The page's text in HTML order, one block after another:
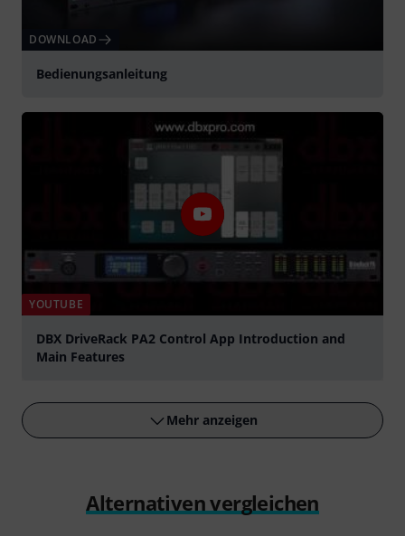
DOWNLOAD
Bedienungsanleitung
YOUTUBE
DBX DriveRack PA2 Control App Introduction and
Main Features
Mehr anzeigen
Alternativen vergleichen